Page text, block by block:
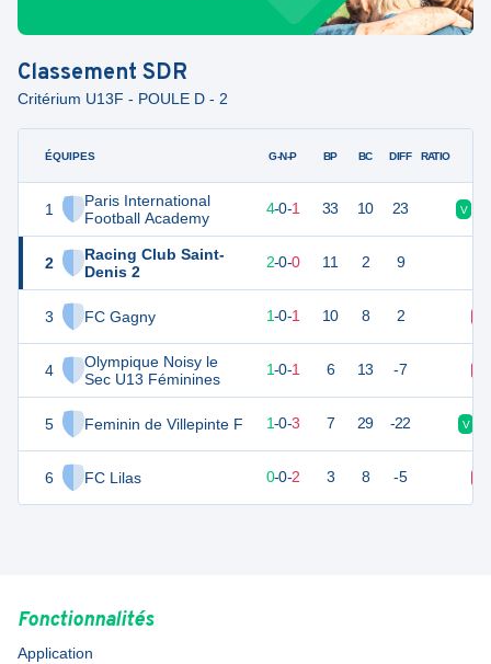
Classement SDR
Critérium U13F - POULE D - 2
ÉQUIPES
1
Paris International
Football Academy
2
Racing Club Saint-
Denis 2
3 FC Gagny
4
Olympique Noisy le
Sec U13 Féminines
5 Feminin de Villepinte F
6 FC Lilas
G-N-P BP BC DIFF RATIO
12 4-0-1 33 10 23 V
6 2-0-0 11 2 9
1-0-1 10 8 2
3 1-0-1 6 13 -7
2 5 1-0-3 7 29 -22 V
0-0-2 3 8 -5
Fonctionnalités
Application